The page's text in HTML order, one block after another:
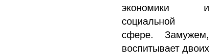
экономики и
социальной
сфере. Замужем,
воспитывает двоих